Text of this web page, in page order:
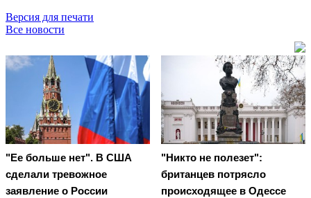
Версия для печати
Все новости
"Ее больше нет". В США
сделали тревожное
заявление о России
"Никто не полезет":
британцев потрясло
происходящее в Одессе